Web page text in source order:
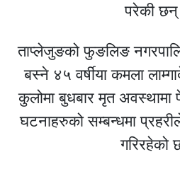
परेकी
ताप्लेजुङको फुङलिङ
बस्ने ४५ वर्षीया कमला
कुलोमा बुधबार मृत
घटनाहरुको सम्बन्धमा
गरिरहेको